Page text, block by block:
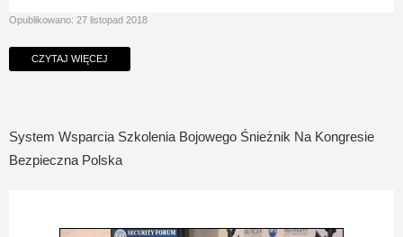
Opublikowano: 27 listopad 2018
CZYTAJ WIĘCEJ
System Wsparcia Szkolenia Bojowego Śnieżnik Na Kongresie
Bezpieczna Polska